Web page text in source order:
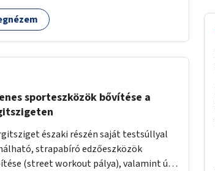
megteremtése Budapest valamely
civil/szakmai szervezeti
az ott lévő személyeket, és egyben a
és fenntartható élettel
szemléletformálást is céljának
sporteszközök bővítése a
északi részén saját testsúllyal
strapabíró edzőeszközök
(street workout pálya), valamint új